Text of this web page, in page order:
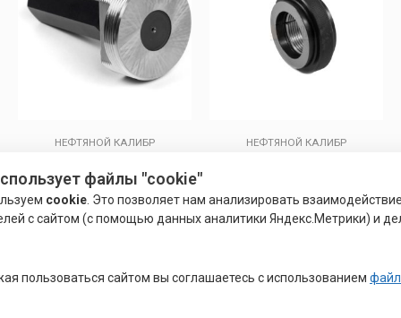
НЕФТЯНОЙ КАЛИБР
Оценка
НЕФТЯНОЙ КАЛИБР
Оценка
файлы "cookie"
cookie . Это позволяет нам анализировать
с сайтом (с помощью данных аналитики Яндекс.Метрики) и
пользоваться сайтом вы соглашаетесь с использованием